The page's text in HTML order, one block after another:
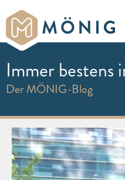
Immer bestens
Der MÖNIG-Blog